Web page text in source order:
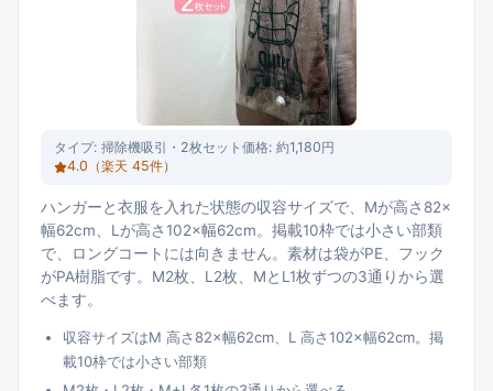
タイプ: 掃除機吸引・2枚セット 価格: 約1,180円
4.0 （楽天 45件）
ハンガーと衣服を入れた状態の収容サイズで、Mが高さ82×
幅62cm、Lが高さ102×幅62cm。掲載10枠では小さい部類
で、ロングコートには向きません。素材は袋がPE、フック
がPA樹脂です。M2枚、L2枚、MとL1枚ずつの3通りから選
べます。
収容サイズはM 高さ82×幅62cm、L 高さ102×幅62cm。掲
載10枠では小さい部類